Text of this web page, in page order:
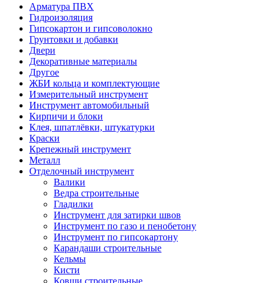
Арматура ПВХ
Гидроизоляция
Гипсокартон и гипсоволокно
Грунтовки и добавки
Двери
Декоративные материалы
Другое
ЖБИ кольца и комплектующие
Измерительный инструмент
Инструмент автомобильный
Кирпичи и блоки
Клея, шпатлёвки, штукатурки
Краски
Крепежный инструмент
Металл
Отделочный инструмент
Валики
Ведра строительные
Гладилки
Инструмент для затирки швов
Инструмент по газо и пенобетону
Инструмент по гипсокартону
Карандаши строительные
Кельмы
Кисти
Ковши строительные